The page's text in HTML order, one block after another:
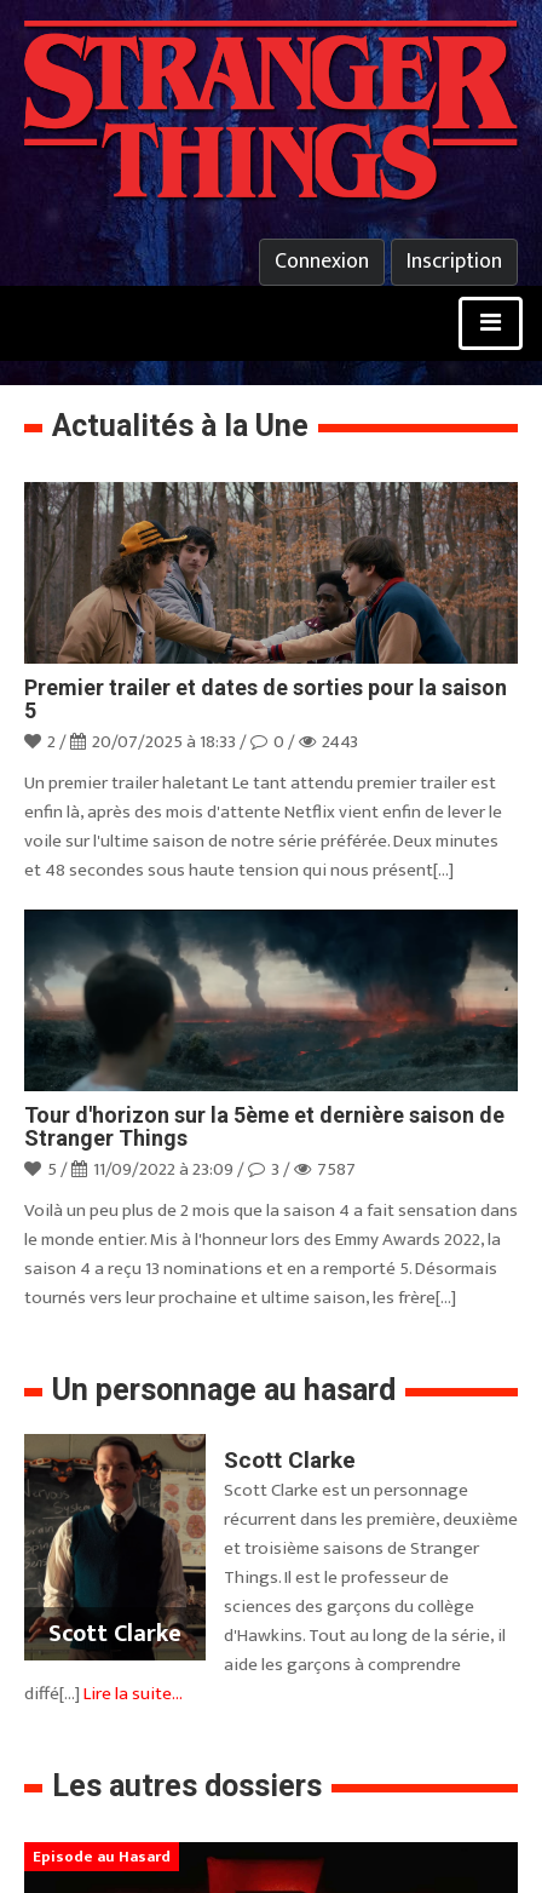
Inscription
Connexion
Actualités à la Une
Premier trailer et dates de sorties pour la saison
5
2 / 20/07/2025 à 18:33 / 0 /
2443
Un premier trailer haletant Le tant attendu premier trailer est
enfin là, après des mois d'attente Netflix vient enfin de lever le
voile sur l'ultime saison de notre série préférée. Deux minutes
et 48 secondes sous haute tension qui nous présent[...]
Tour d'horizon sur la 5ème et dernière saison de
Stranger Things
5 / 11/09/2022 à 23:09 / 3 /
7587
Voilà un peu plus de 2 mois que la saison 4 a fait sensation dans
le monde entier. Mis à l'honneur lors des Emmy Awards 2022, la
saison 4 a reçu 13 nominations et en a remporté 5. Désormais
tournés vers leur prochaine et ultime saison, les frère[...]
Un personnage au hasard
Scott Clarke
Scott Clarke
Scott Clarke est un personnage
récurrent dans les première, deuxième
et troisième saisons de Stranger
Things. Il est le professeur de
sciences des garçons du collège
d'Hawkins. Tout au long de la série, il
aide les garçons à comprendre
diffé[...]Lire la suite...
Les autres dossiers
Episode au Hasard